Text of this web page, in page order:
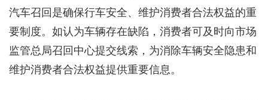
汽车召回是确保行车安全、维护消费者合法权益的重
要制度。如认为车辆存在缺陷，消费者可及时向市场
监管总局召回中心提交线索，为消除车辆安全隐患和
维护消费者合法权益提供重要信息。